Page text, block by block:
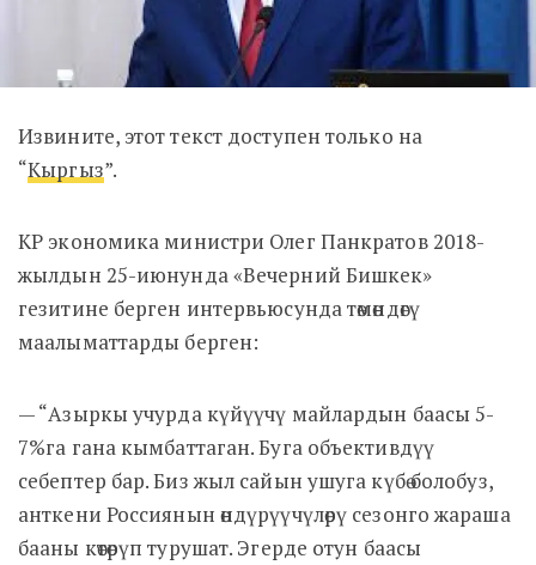
Извините, этот текст доступен только на
“Кыргыз”.
КР экономика министри Олег Панкратов 2018-
жылдын 25-июнунда «Вечерний Бишкек»
гезитине берген интервьюсунда төмөндөгү
маалыматтарды берген:
— “Азыркы учурда күйүүчү майлардын баасы 5-
7%га гана кымбаттаган. Буга объективдүү
себептер бар. Биз жыл сайын ушуга күбө болобуз,
анткени Россиянын өндүрүүчүлөрү сезонго жараша
бааны көтөрүп турушат. Эгерде отун баасы